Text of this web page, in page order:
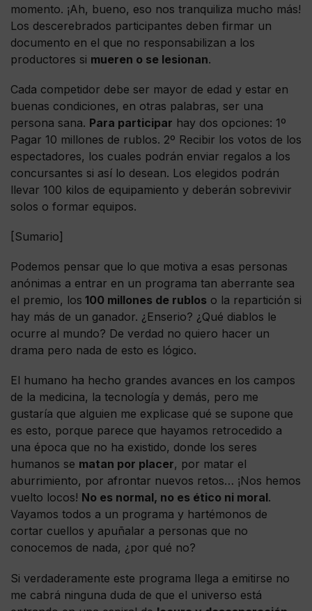
momento. ¡Ah, bueno, eso nos tranquiliza mucho más!
Los descerebrados participantes deben firmar un
documento en el que no responsabilizan a los
productores si mueren o se lesionan.
Cada competidor debe ser mayor de edad y estar en
buenas condiciones, en otras palabras, ser una
persona sana. Para participar hay dos opciones: 1º
Pagar 10 millones de rublos. 2º Recibir los votos de los
espectadores, los cuales podrán enviar regalos a los
concursantes si así lo desean. Los elegidos podrán
llevar 100 kilos de equipamiento y deberán sobrevivir
solos o formar equipos.
[Sumario]
Podemos pensar que lo que motiva a esas personas
anónimas a entrar en un programa tan aberrante sea
el premio, los 100 millones de rublos o la repartición si
hay más de un ganador. ¿Enserio? ¿Qué diablos le
ocurre al mundo? De verdad no quiero hacer un
drama pero nada de esto es lógico.
El humano ha hecho grandes avances en los campos
de la medicina, la tecnología y demás, pero me
gustaría que alguien me explicase qué se supone que
es esto, porque parece que hayamos retrocedido a
una época que no ha existido, donde los seres
humanos se matan por placer, por matar el
aburrimiento, por afrontar nuevos retos… ¡Nos hemos
vuelto locos! No es normal, no es ético ni moral.
Vayamos todos a un programa y hartémonos de
cortar cuellos y apuñalar a personas que no
conocemos de nada, ¿por qué no?
Si verdaderamente este programa llega a emitirse no
me cabrá ninguna duda de que el universo está